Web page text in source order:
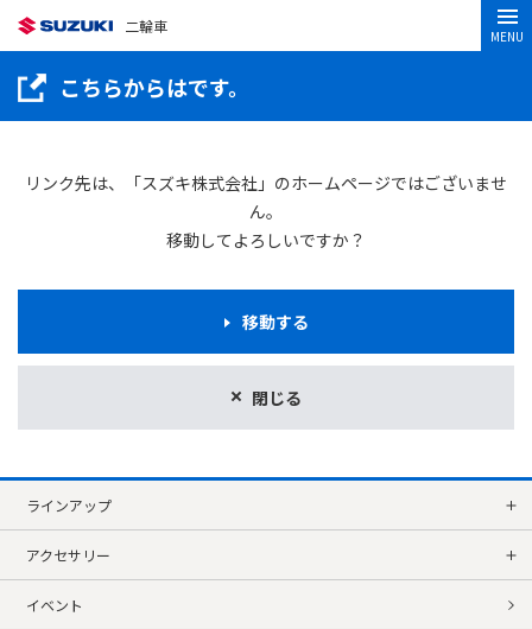
二輪車
MENU
こちらからはです。
リンク先は、「スズキ株式会社」のホームページではございませ
ん。
移動してよろしいですか？
閉じる
移動する
ラインアップ
アクセサリー
イベント